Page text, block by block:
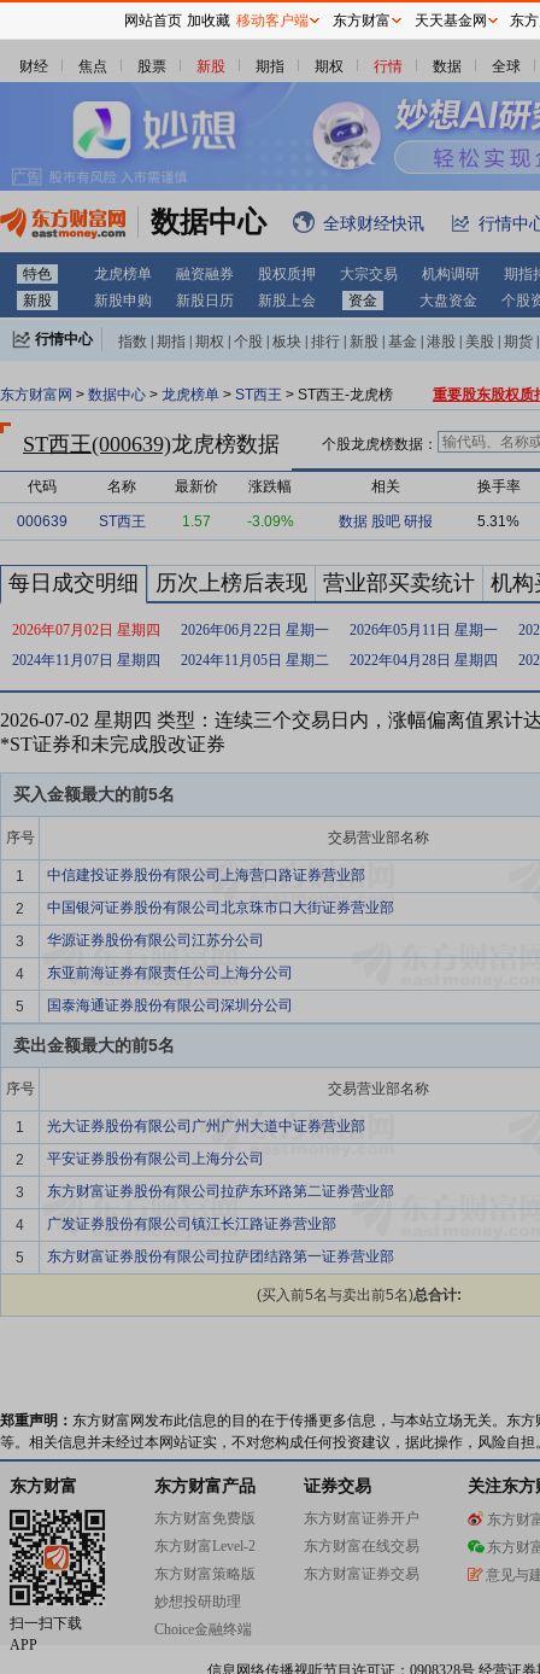
财经 焦点 股票 新股 期指 期权 行情 数据 全球
数据中心 全球财经快讯 行情中
特色 龙虎榜单 融资融券 股权质押 大宗交易 机构调研
期指
新股
新股申购 新股日历 新股上会 资金 大盘资金 个股
行情中心 指数 期指 期权 个股 板块 排行 新股 基金 港股 美股 期货
东方财富网 > 数据中心 > 龙虎榜单 > ST西王 > ST西王-龙虎榜 重要股东股权质
ST西王(000639)龙虎榜数据 个股龙虎榜数据：
代码 名称 最新价 涨跌幅 相关 换手率
000639 ST西王 1.57 -3.09% 数据 股吧 研报 5.31%
每日成交明细 历次上榜后表现 营业部买卖统计 机构
2026年07月02日 星期四 2026年06月22日 星期一 2026年05月11日 星期一
2024年11月07日 星期四
2024年11月05日 星期二 2022年04月28日 星期四
2026-07-02 星期四 类型：连续三个交易日内，涨幅偏离值累计
*ST证券和未完成股改证券
买入金额最大的前5名
序号 交易营业部名称
1
中信建投证券股份有限公司上海营口路证券营业部
2
中国银河证券股份有限公司北京珠市口大街证券营业部
3
华源证券股份有限公司江苏分公司
4
东亚前海证券有限责任公司上海分公司
5
国泰海通证券股份有限公司深圳分公司
卖出金额最大的前5名
序号 交易营业部名称
1
光大证券股份有限公司广州广州大道中证券营业部
2
平安证券股份有限公司上海分公司
3
东方财富证券股份有限公司拉萨东环路第二证券营业部
4
广发证券股份有限公司镇江长江路证券营业部
5
东方财富证券股份有限公司拉萨团结路第一证券营业部
(买入前5名与卖出前5名)总合计:
郑重声明： 东方财富网发布此信息的目的在于传播更多信息，与本站立场无关。东
等。相关信息并未经过本网站证实，不对您构成任何投资建议，据此操作，风险自担
网站首页 加收藏 移动客户端 东方财富 天天基金网 东